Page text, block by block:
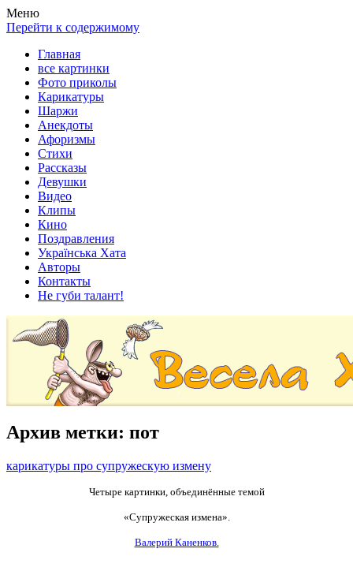
Весела хата — прикольные картинки, смешные истории,
клипы!
Покажем всем ваши фото приколы, карикатуры, шаржи, стихи,
рассказы, видео и песни!
Меню
Перейти к содержимому
Главная
все картинки
Фото приколы
Карикатуры
Шаржи
Анекдоты
Афоризмы
Стихи
Рассказы
Девушки
Видео
Клипы
Кино
Поздравления
Українська Хата
Авторы
Контакты
Не губи талант!
Архив метки: пот
карикатуры про супружескую измену
Четыре картинки, объединённые темой
«Супружеская измена».
Валерий Каненков.